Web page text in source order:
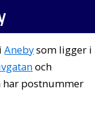
iAnebysom ligger i
och
har postnummer